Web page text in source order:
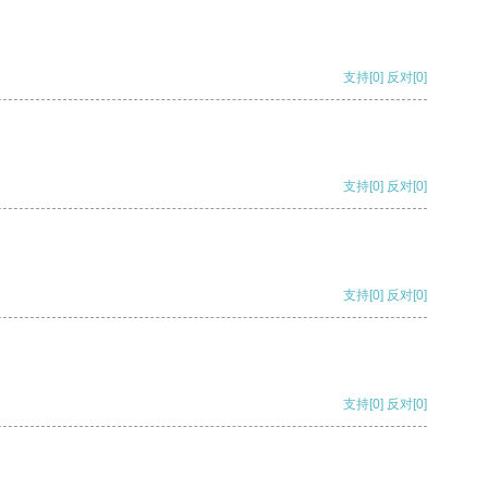
支持[0] 反对[0]
支持[0] 反对[0]
支持[0] 反对[0]
支持[0] 反对[0]